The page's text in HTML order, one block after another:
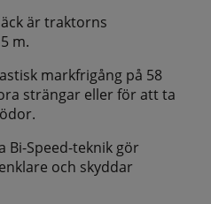
är traktorns
m.
markfrigång på 58
strängar eller för att ta
Bi-Speed-teknik gör
och skyddar